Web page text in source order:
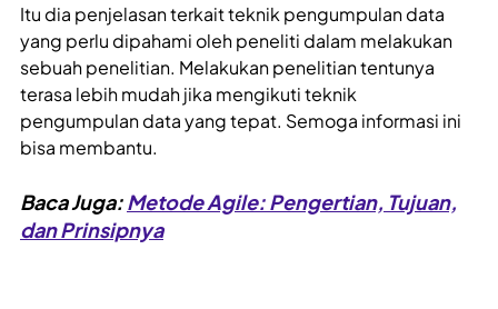
Itu dia penjelasan terkait teknik pengumpulan data
yang perlu dipahami oleh peneliti dalam melakukan
sebuah penelitian. Melakukan penelitian tentunya
terasa lebih mudah jika mengikuti teknik
pengumpulan data yang tepat. Semoga informasi ini
bisa membantu.
Baca Juga:Metode Agile: Pengertian, Tujuan,
dan Prinsipnya